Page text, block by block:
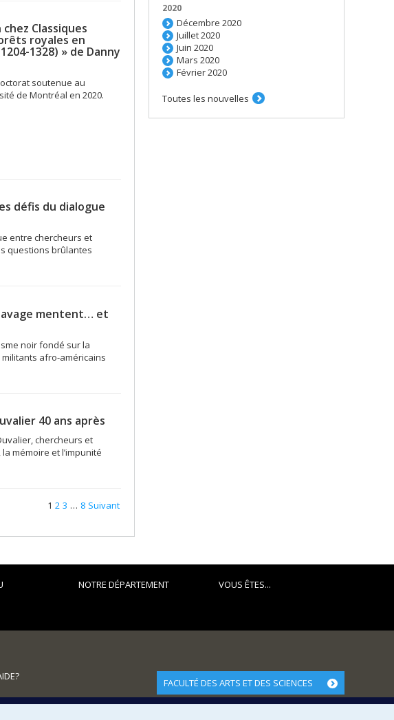
Classiques
royales en
1328) » de Danny
soutenue au
de Montréal en 2020.
défis du dialogue
entre chercheurs et
questions brûlantes
mentent… et
noir fondé sur la
afro-américains
40 ans après
chercheurs et
mémoire et l’impunité
1 2 3 … 8 Suivant
2020
Décembre 2020
Juillet 2020
Juin 2020
Mars 2020
Février 2020
Toutes les nouvelles
NOTRE DÉPARTEMENT VOUS ÊTES...
FACULTÉ DES ARTS ET DES SCIENCES
Nos départements et écoles